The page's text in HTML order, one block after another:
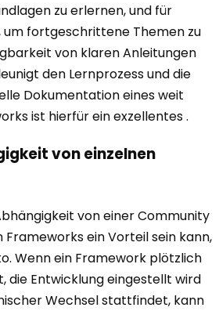
zu erlernen, und für
fortgeschrittene Themen zu
von klaren Anleitungen
den Lernprozess und die
Dokumentation eines weit
ist hierfür ein exzellentes .
von einzelnen
von einer Community
ein Vorteil sein kann,
Wenn ein Framework plötzlich
die Entwicklung eingestellt wird
Wechsel stattfindet, kann